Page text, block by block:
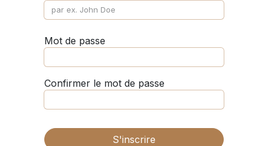
Mot de passe
Confirmer le mot de passe
S'inscrire